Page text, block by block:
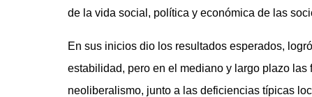
de la vida social, política y económica de las
En sus inicios dio los resultados esperados,
estabilidad, pero en el mediano y largo plazo
neoliberalismo, junto a las deficiencias típicas